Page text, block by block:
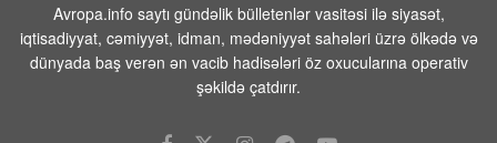
Vüqar Dadaşov: “İranla Diplomatik
Yaxınlaşma Taktikidir, Strateji
Ziddiyyətlər Qalır”
Avropa.info saytı gündəlik bülletenlər vasitəsi ilə siyasət,
iqtisadiyyat, cəmiyyət, idman, mədəniyyət sahələri üzrə ölkədə və
dünyada baş verən ən vacib hadisələri öz oxucularına operativ
şəkildə çatdırır.